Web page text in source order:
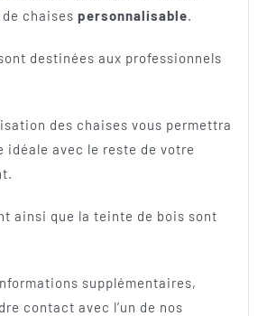
chaises personnalisable.
destinées aux professionnels
des chaises vous permettra
idéale avec le reste de votre
ainsi que la teinte de bois sont
supplémentaires,
contact avec l’un de nos